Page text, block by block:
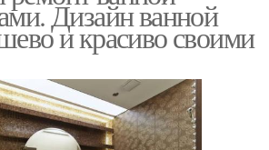
Дизайн ванной
и красиво своими